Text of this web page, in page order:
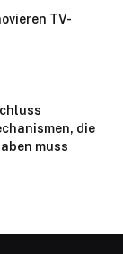
TV-
die
muss